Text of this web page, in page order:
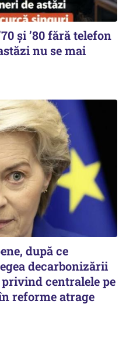
și ’80 fără telefon
nu se mai
după ce
decarbonizării
centralele pe
reforme atrage